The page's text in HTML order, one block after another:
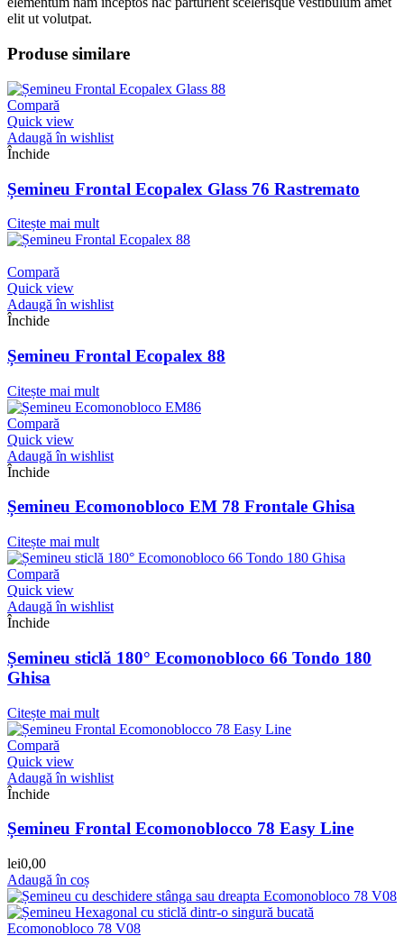
elit ut volutpat.
Produse similare
Compară
Quick view
Adaugă în wishlist
Închide
Șemineu Frontal Ecopalex Glass 76 Rastremato
Citește mai mult
Compară
Quick view
Adaugă în wishlist
Închide
Șemineu Frontal Ecopalex 88
Citește mai mult
Compară
Quick view
Adaugă în wishlist
Închide
Șemineu Ecomonobloco EM 78 Frontale Ghisa
Citește mai mult
Compară
Quick view
Adaugă în wishlist
Închide
Șemineu sticlă 180° Ecomonobloco 66 Tondo 180
Ghisa
Citește mai mult
Compară
Quick view
Adaugă în wishlist
Închide
Șemineu Frontal Ecomonoblocco 78 Easy Line
lei0,00
Adaugă în coș